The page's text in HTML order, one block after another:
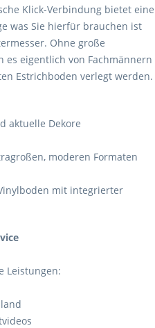
Klick-Verbindung bietet eine
was Sie hierfür brauchen ist
Ohne große
eigentlich von Fachmännern
Estrichboden verlegt werden.
aktuelle Dekore
moderen Formaten
mit integrierter
Leistungen: